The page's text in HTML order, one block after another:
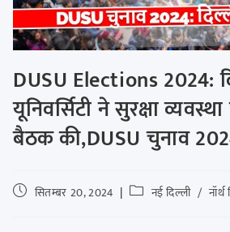
DUSU Elections 2024:
यूनिवर्सिटी ने सुरक्षा
बैठक की,DUSU चुनाव
सितम्बर 20, 2024 नई दिल्ली /